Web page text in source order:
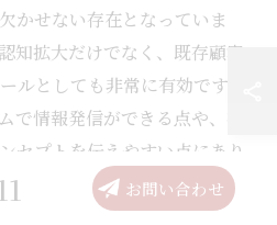
かせない存在となっていま
知拡大だけでなく、既存顧客
ルとしても非常に有効です。
で情報発信ができる点や、視
セプトを伝えやすい点にあり
お問い合わせ